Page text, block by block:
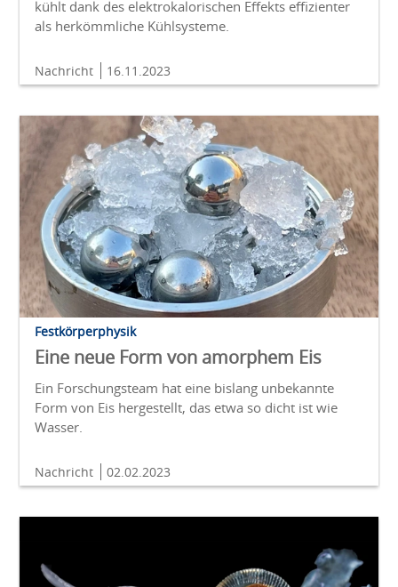
kühlt dank des elektrokalorischen Effekts effizienter
als herkömmliche Kühlsysteme.
Nachricht 16.11.2023
Festkörperphysik
Eine neue Form von amorphem Eis
Ein Forschungsteam hat eine bislang unbekannte
Form von Eis hergestellt, das etwa so dicht ist wie
Wasser.
Nachricht 02.02.2023